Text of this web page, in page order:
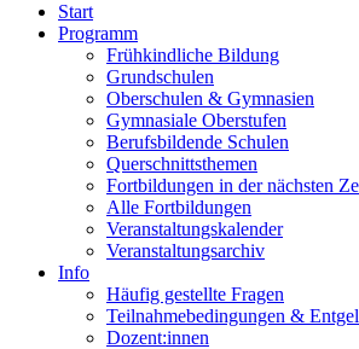
Start
Programm
Frühkindliche Bildung
Grundschulen
Oberschulen & Gymnasien
Gymnasiale Oberstufen
Berufsbildende Schulen
Querschnittsthemen
Fortbildungen in der nächsten
Alle Fortbildungen
Veranstaltungskalender
Veranstaltungsarchiv
Info
Häufig gestellte Fragen
Teilnahmebedingungen &
Dozent:innen